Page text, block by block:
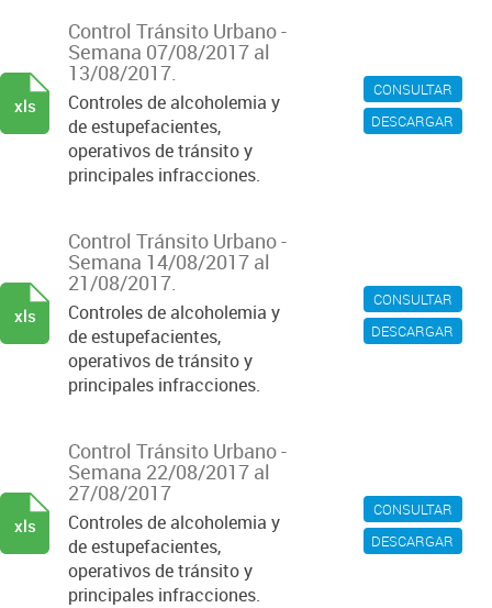
CONSULTAR
DESCARGAR
Control Tránsito Urbano -
Semana 07/08/2017 al
13/08/2017.
Controles de alcoholemia y
de estupefacientes,
operativos de tránsito y
principales infracciones.
xls
CONSULTAR
DESCARGAR
Control Tránsito Urbano -
Semana 14/08/2017 al
21/08/2017.
Controles de alcoholemia y
de estupefacientes,
operativos de tránsito y
principales infracciones.
xls
CONSULTAR
DESCARGAR
Control Tránsito Urbano -
Semana 22/08/2017 al
27/08/2017
Controles de alcoholemia y
de estupefacientes,
operativos de tránsito y
principales infracciones.
xls